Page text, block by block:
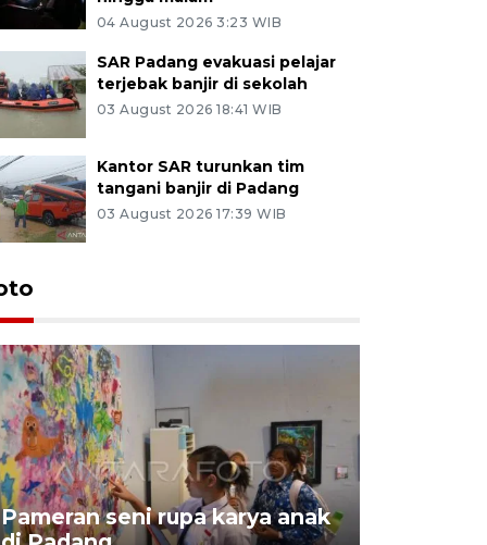
04 August 2026 3:23 WIB
SAR Padang evakuasi pelajar
terjebak banjir di sekolah
03 August 2026 18:41 WIB
Kantor SAR turunkan tim
tangani banjir di Padang
03 August 2026 17:39 WIB
Pameran seni rupa karya anak